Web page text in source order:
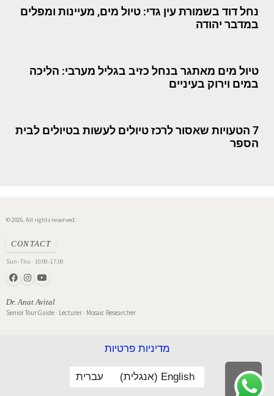
נחל דוד בשמורת עין גדי: טיול מים, מעיינות ומפלים
במדבר יהודה
טיול מים מאתגר בנחל כזיב בגליל מערבי: הליכה
במים וירוק בעיניים
7 הטעויות שאסור לרכז טיולים לעשות בטיולים לבית
הספר
© 2026. All rights reserved.
CONTACT
Sun–Thu · 10:00–17:00
Dr. Anat Avital
Senior Tour Guide · Lecturer · Mosaic Researcher
מדיניות פרטיות
English
(אנגלית) עברית